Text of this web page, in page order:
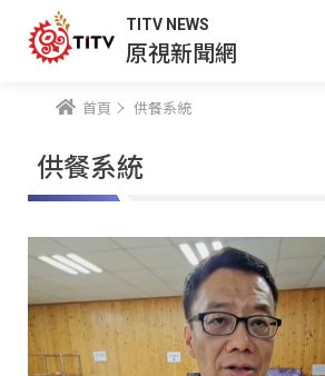
TITV NEWS
原視新聞網
首頁 供餐系統
供餐系統